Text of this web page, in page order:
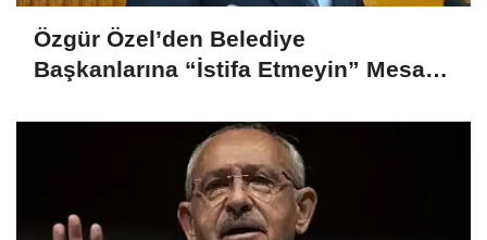
Özgür Özel’den Belediye
Başkanlarına “İstifa Etmeyin” Mesajı: